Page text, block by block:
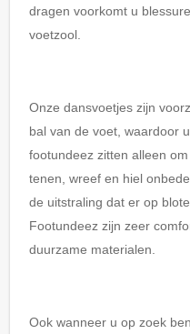
dragen voorkomt u
voetzool.
Onze dansvoetjes zijn
bal van de voet, waardoor
footundeez zitten alleen
tenen, wreef en hiel
de uitstraling dat er op
Footundeez zijn zeer
duurzame materialen.
Ook wanneer u op zoek